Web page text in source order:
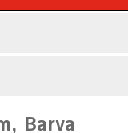
Barva